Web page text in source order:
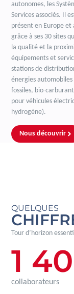
autonomes, les
Services associés. Il
présent en Europe et
grâce à ses 30 sites
la qualité et la
équipements et
stations de
énergies
fossiles, bio-
pour véhicules
hydrogène).
Nous découvrir
QUELQUES
Tour d’horizon
collaborateurs
1